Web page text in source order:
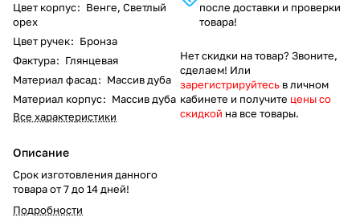
Цвет корпус: Венге, Светлый
орех
Цвет ручек: Бронза
Фактура: Глянцевая
Материал фасад: Массив дуба
Материал корпус: Массив дуба
Все характеристики
Описание
Срок изготовления данного
товара от 7 до 14 дней!
Подробности
после доставки и проверки
товара!
Нет скидки на товар? Звоните,
сделаем! Или
зарегистрируйтесь в личном
кабинете и получите цены со
скидкой на все товары.